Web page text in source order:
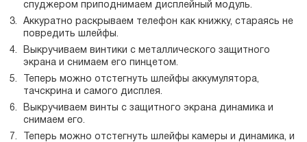
спуджером приподнимаем дисплейный модуль.
Аккуратно раскрываем телефон как книжку, стараясь не
повредить шлейфы.
Выкручиваем винтики с металлического защитного
экрана и снимаем его пинцетом.
Теперь можно отстегнуть шлейфы аккумулятора,
тачскрина и самого дисплея.
Выкручиваем винты с защитного экрана динамика и
снимаем его.
Теперь можно отстегнуть шлейфы камеры и динамика, и